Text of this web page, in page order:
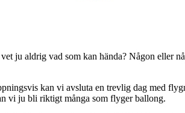
ju aldrig vad som kan hända? Någon eller
kan vi avsluta en trevlig dag med
vi ju bli riktigt många som flyger ballong.